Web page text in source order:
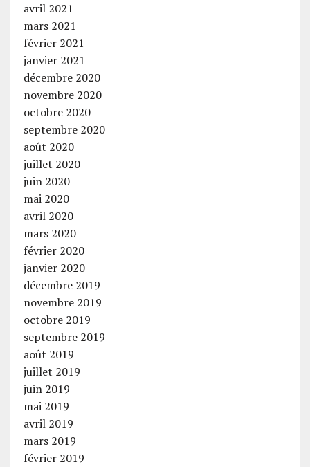
avril 2021
mars 2021
février 2021
janvier 2021
décembre 2020
novembre 2020
octobre 2020
septembre 2020
août 2020
juillet 2020
juin 2020
mai 2020
avril 2020
mars 2020
février 2020
janvier 2020
décembre 2019
novembre 2019
octobre 2019
septembre 2019
août 2019
juillet 2019
juin 2019
mai 2019
avril 2019
mars 2019
février 2019